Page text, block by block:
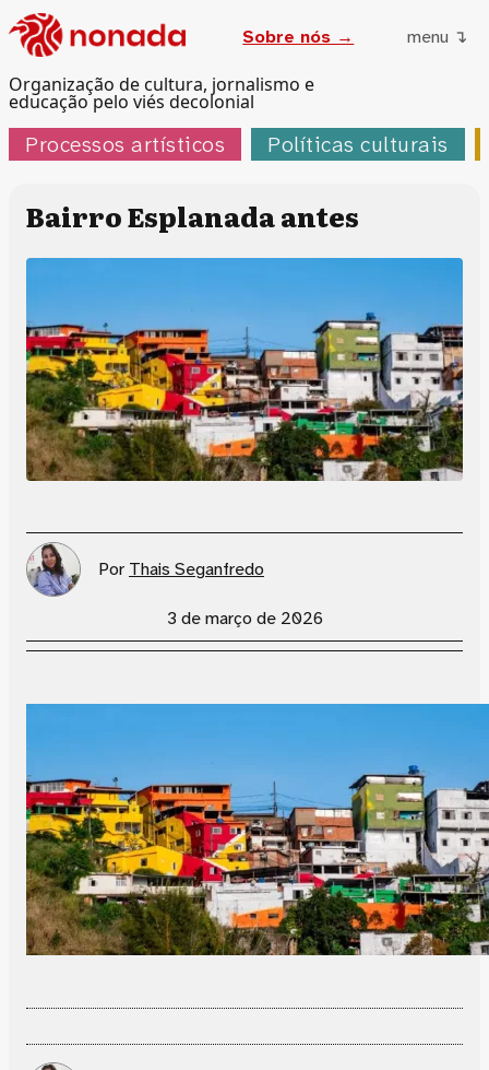
Organização de cultura, jornalismo e
educação pelo viés decolonial
Sobre nós → menu ↴
Processos artísticos Políticas culturais
Bairro Esplanada antes
Por Thais Seganfredo
3 de março de 2026